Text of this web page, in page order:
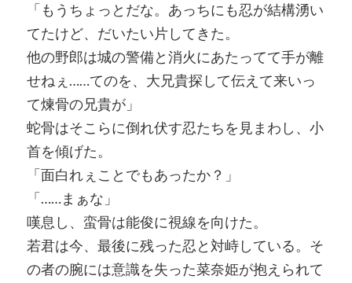
「もうちょっとだな。あっちにも忍が結構湧い
てたけど、だいたい片してきた。
他の野郎は城の警備と消火にあたってて手が離
せねぇ……てのを、大兄貴探して伝えて来いっ
て煉骨の兄貴が」
蛇骨はそこらに倒れ伏す忍たちを見まわし、小
首を傾げた。
「面白れぇことでもあったか？」
「……まぁな」
嘆息し、蛮骨は能俊に視線を向けた。
若君は今、最後に残った忍と対峙している。そ
の者の腕には意識を失った菜奈姫が抱えられて